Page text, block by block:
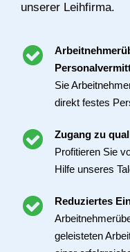
unserer Leihfirma.
Sie
direkt festes
Zugang zu
Profitieren Sie
Hilfe unseres
Reduziertes
geleisteten